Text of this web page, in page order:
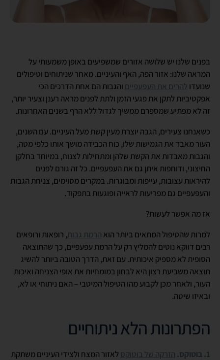
בפנים שלנו יש שלושה אזורים שמשפיעים באופן משמעותי על
המראה שלנו: אזור הפה, האף והעיניים. מאחר שניתוחים וטיפולים
שנועדו להרים את העפעפיים והגבות הם אחת הדרכים הכי
אפקטיביות לתקן את פגעי הזמן ולתת לפנים מראה רענן וצעיר יותר,
זה לא מפתיע שמספרם ממשיך לגדול ללא הרף בשנים האחרונות.
כשאנחנו צעירים, הגבה יוצרת מעין קשת מעל העיניים. עם השנים,
העור מאבד את הגמישות שלו, כוח הכבידה מושך אותו כלפי מטה,
והגבות מאבדות את הקשת שלהן ומתחילות לצנוח, במיוחד בחלקן
החיצוני, ודוחפות איתן גם את העפעפיים. כל זה גורם לפנים
להיראות עצובות, עייפות ומבוגרות. במקרים מסוימים, צניחת הגבות
והעפעפיים גם מפריעות לראייה ופוגעות בתפקוד.
אז מה אפשר לעשות?
למרות שהטיפול המתאים ביותר הוא הרמת גבות, רופאות ורופאים
רבים דווקא נוטים להמליץ רק על הרמת עפעפיים, כך שהתוצאה
הסופית לא מספיק איכותית. עם זאת, הדרך הטובה ביותר להשיג
תוצאה משביעת רצון היא לבחון במומחיות את אופי הצניחה ואיכות
העור, ולאחר מכן לקבוע מהו הטיפול המיטבי – האם ניתוחי או לא,
ובאיזו שיטה.
הפתרונות הלא ניתוחיים
1. בוטוקס. הזרקה של בוטוקס לאזור המצח ולצידי העיניים משתקת